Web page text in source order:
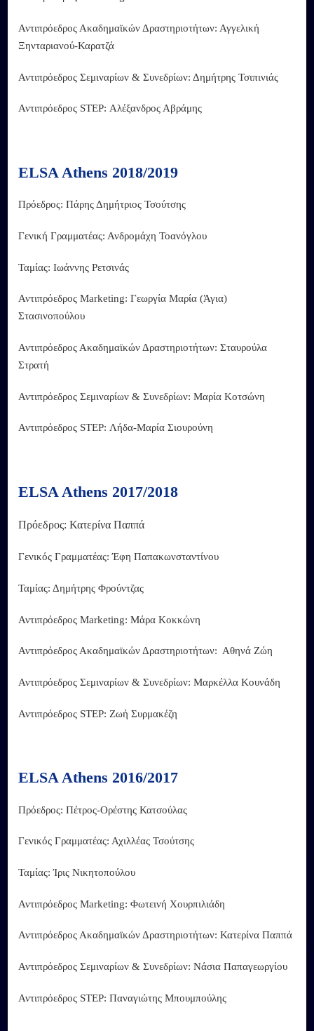
Αντιπρόεδρος Ακαδημαϊκών Δραστηριοτήτων: Αγγελική
Ξηνταριανού-Καρατζά
Αντιπρόεδρος Σεμιναρίων & Συνεδρίων: Δημήτρης Τσιπινιάς
Αντιπρόεδρος STEP: Αλέξανδρος Αβράμης
ELSA Athens 2018/2019
Πρόεδρος: Πάρης Δημήτριος Τσούτσης
Γενική Γραμματέας: Ανδρομάχη Τοανόγλου
Ταμίας: Ιωάννης Ρετσινάς
Αντιπρόεδρος Marketing: Γεωργία Μαρία (Άγια)
Στασινοπούλου
Αντιπρόεδρος Ακαδημαϊκών Δραστηριοτήτων: Σταυρούλα
Στρατή
Αντιπρόεδρος Σεμιναρίων & Συνεδρίων: Μαρία Κοτσώνη
Αντιπρόεδρος STEP: Λήδα-Μαρία Σιουρούνη
ELSA Athens 2017/2018
Πρόεδρος: Κατερίνα Παππά
Γενικός Γραμματέας: Έφη Παπακωνσταντίνου
Ταμίας: Δημήτρης Φρούντζας
Αντιπρόεδρος Marketing: Μάρα Κοκκώνη
Αντιπρόεδρος Ακαδημαϊκών Δραστηριοτήτων: Αθηνά Ζώη
Αντιπρόεδρος Σεμιναρίων & Συνεδρίων: Μαρκέλλα Κουνάδη
Αντιπρόεδρος STEP: Ζωή Συρμακέζη
ELSA Athens 2016/2017
Πρόεδρος: Πέτρος-Ορέστης Κατσούλας
Γενικός Γραμματέας: Αχιλλέας Τσούτσης
Ταμίας: Ίρις Νικητοπούλου
Αντιπρόεδρος Marketing: Φωτεινή Χουρπιλιάδη
Αντιπρόεδρος Ακαδημαϊκών Δραστηριοτήτων: Κατερίνα Παππά
Αντιπρόεδρος Σεμιναρίων & Συνεδρίων: Νάσια Παπαγεωργίου
Αντιπρόεδρος STEP: Παναγιώτης Μπουμπούλης